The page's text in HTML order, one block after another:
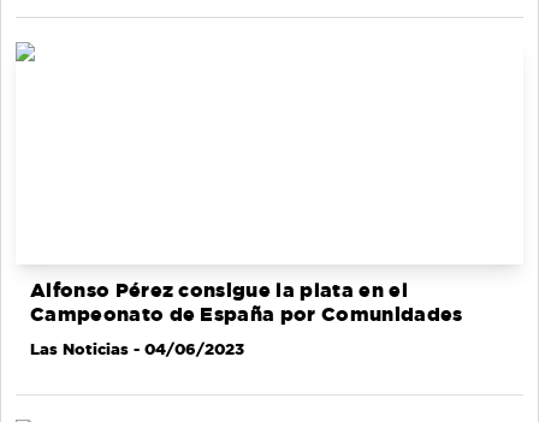
Alfonso Pérez consigue la plata en el
Campeonato de España por Comunidades
Las Noticias - 04/06/2023